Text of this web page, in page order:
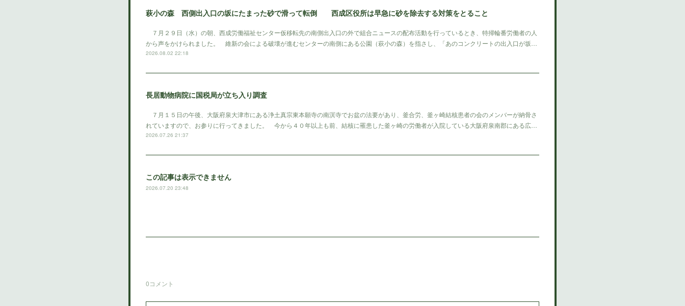
萩小の森 西側出入口の坂にたまった砂で滑って転倒 西成区役所は早急に砂を除去する対策をとること
７月２９日（水）の朝、西成労働福祉センター仮移転先の南側出入口の外で組合ニュースの配布活動を行っているとき、特掃輪番労働者の人
から声をかけられました。 維新の会による破壊が進むセンターの南側にある公園（萩小の森）を指さし、「あのコンクリートの出入口が坂…
2026.08.02 22:18
長居動物病院に国税局が立ち入り調査
７月１５日の午後、大阪府泉大津市にある浄土真宗東本願寺の南溟寺でお盆の法要があり、釜合労、釜ヶ崎結核患者の会のメンバーが納骨さ
れていますので、お参りに行ってきました。 今から４０年以上も前、結核に罹患した釜ヶ崎の労働者が入院している大阪府泉南郡にある広…
2026.07.26 21:37
この記事は表示できません
2026.07.20 23:48
0コメント